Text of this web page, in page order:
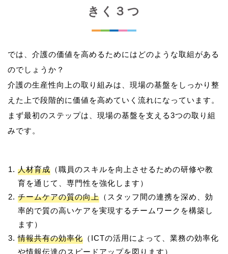
きく３つ
では、介護の価値を高めるためにはどのような取組がある
のでしょうか？
介護の生産性向上の取り組みは、現場の基盤をしっかり整
えた上で段階的に価値を高めていく流れになっています。
まず最初のステップは、現場の基盤を支える3つの取り組
人材育成 （職員のスキルを向上させるための研修や教
育を通じて、専門性を強化します）
チームケアの質の向上 （スタッフ間の連携を深め、効
率的で質の高いケアを実現するチームワークを構築し
ます）
情報共有の効率化 （ICTの活用によって、業務の効率化
や情報伝達のスピードアップを図ります）